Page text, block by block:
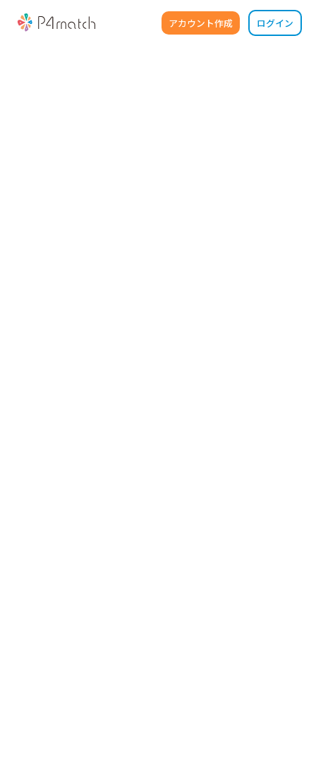
アカウント作成 ログイン